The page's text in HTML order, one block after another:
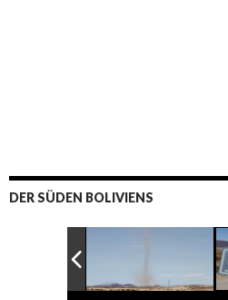
DER SÜDEN BOLIVIENS